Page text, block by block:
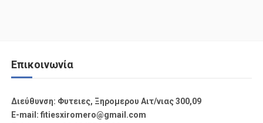
Επικοινωνία
Διεύθυνση: Φυτειες, Ξηρομερου Αιτ/νιας 300,09
Ε-mail: fitiesxiromero@gmail.com